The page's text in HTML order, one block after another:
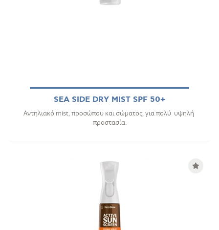
SEA SIDE DRY MIST SPF 50+
Αντηλιακό mist, προσώπου και σώματος, για πολύ υψηλή
προστασία.